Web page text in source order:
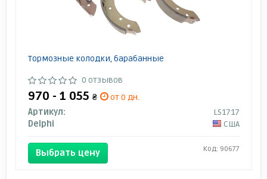
Тормозные колодки, барабанные
0 отзывов
970 - 1 055 ₴
от 0 дн.
Артикул:
LS1717
Delphi
США
Выбрать цену Код: 90677